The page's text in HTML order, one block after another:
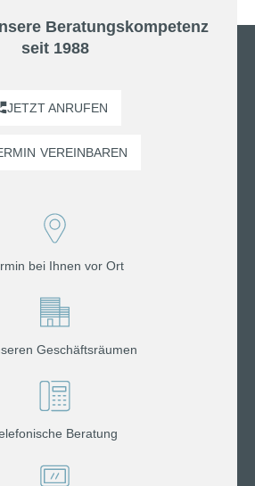
Beratungskompetenz
seit 1988
JETZT ANRUFEN
VEREINBAREN
bei Ihnen vor Ort
Geschäftsräumen
Beratung